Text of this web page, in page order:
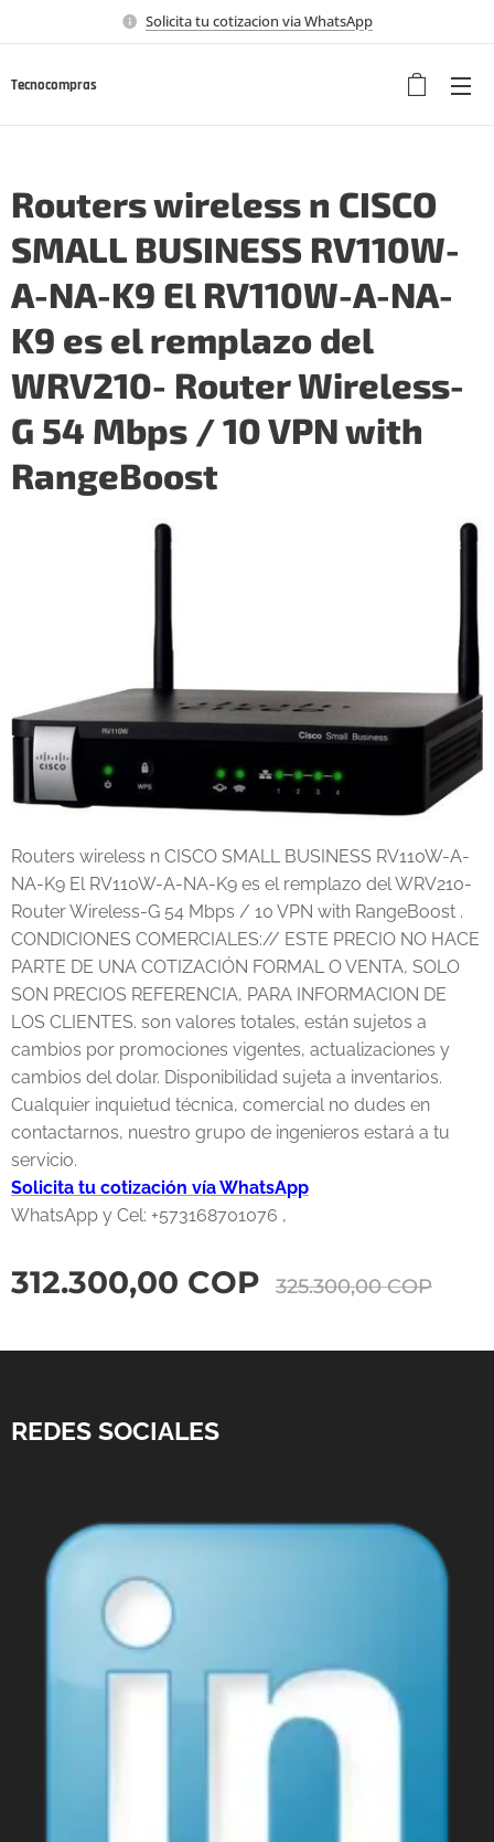
Solicita tu cotizacion via WhatsApp
Tecnocompras
Routers wireless n CISCO
SMALL BUSINESS RV110W-
A-NA-K9 El RV110W-A-NA-
K9 es el remplazo del
WRV210- Router Wireless-
G 54 Mbps / 10 VPN with
RangeBoost
Routers wireless n CISCO SMALL BUSINESS RV110W-A-
NA-K9 El RV110W-A-NA-K9 es el remplazo del WRV210-
Router Wireless-G 54 Mbps / 10 VPN with RangeBoost .
CONDICIONES COMERCIALES:// ESTE PRECIO NO HACE
PARTE DE UNA COTIZACIÓN FORMAL O VENTA, SOLO
SON PRECIOS REFERENCIA, PARA INFORMACION DE
LOS CLIENTES. son valores totales, están sujetos a
cambios por promociones vigentes, actualizaciones y
cambios del dolar. Disponibilidad sujeta a inventarios.
Cualquier inquietud técnica, comercial no dudes en
contactarnos, nuestro grupo de ingenieros estará a tu
servicio.
Solicita tu cotización vía WhatsApp
WhatsApp y Cel: +573168701076 ,
312.300,00 COP 325.300,00COP
REDES SOCIALES